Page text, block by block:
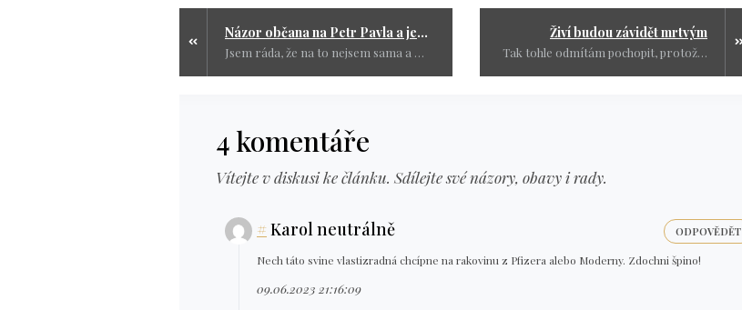
Názor občana na Petr Pavla a jeho projev v Terezíně
Jsem ráda, že na to nejsem sama a už se objevují další a další lidé kterým se styl Petra Pavla hnusí. Často na to narazím na sociálních sítích, tak za všechny názor jedno pána, protože svůj názor označil svým vlastním jménem a to každý nedokáže.
Živí budou závidět mrtvým
Tak tohle odmítám pochopit, protože jen přilévají olej do ohně a ten se jednou rozhoří a naplní se proroctví, že živí budou závidět mrtvým.
4 komentáře
Vítejte v diskusi ke článku. Sdílejte své názory, obavy i rady.
#Karol neutrálně
Nech táto svine vlastizradná chcípne na rakovinu z Pfizera alebo Moderny. Zdochni špino!
09.06.2023 21:16:09
ODPOVĚDĚT